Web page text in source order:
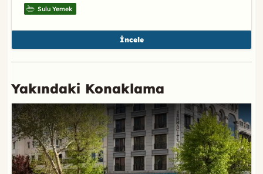
Sulu Yemek
İncele
Yakındaki Konaklama